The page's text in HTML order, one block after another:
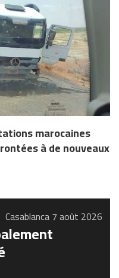
marocaines
à de nouveaux